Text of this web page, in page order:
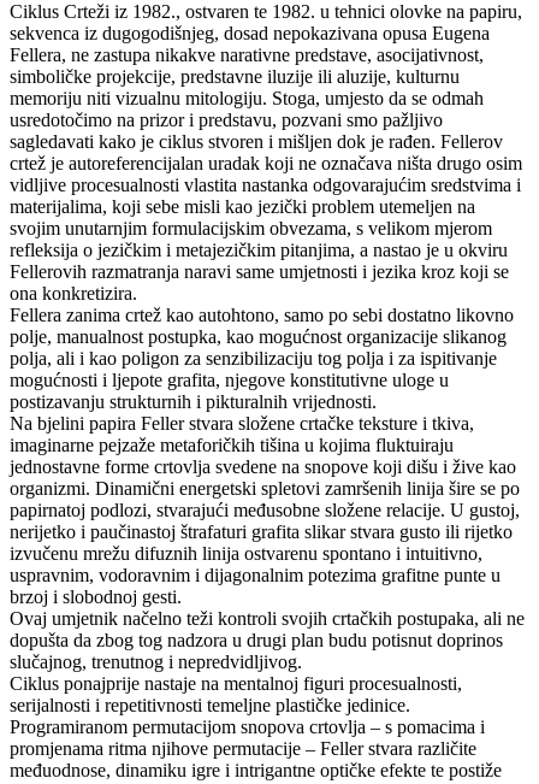
Ciklus Crteži iz 1982., ostvaren te 1982. u tehnici olovke na papiru,
sekvenca iz dugogodišnjeg, dosad nepokazivana opusa Eugena
Fellera, ne zastupa nikakve narativne predstave, asocijativnost,
simboličke projekcije, predstavne iluzije ili aluzije, kulturnu
memoriju niti vizualnu mitologiju. Stoga, umjesto da se odmah
usredotočimo na prizor i predstavu, pozvani smo pažljivo
sagledavati kako je ciklus stvoren i mišljen dok je rađen. Fellerov
crtež je autoreferencijalan uradak koji ne označava ništa drugo osim
vidljive procesualnosti vlastita nastanka odgovarajućim sredstvima i
materijalima, koji sebe misli kao jezički problem utemeljen na
svojim unutarnjim formulacijskim obvezama, s velikom mjerom
refleksija o jezičkim i metajezičkim pitanjima, a nastao je u okviru
Fellerovih razmatranja naravi same umjetnosti i jezika kroz koji se
ona konkretizira.
Fellera zanima crtež kao autohtono, samo po sebi dostatno likovno
polje, manualnost postupka, kao mogućnost organizacije slikanog
polja, ali i kao poligon za senzibilizaciju tog polja i za ispitivanje
mogućnosti i ljepote grafita, njegove konstitutivne uloge u
postizavanju strukturnih i pikturalnih vrijednosti.
Na bjelini papira Feller stvara složene crtačke teksture i tkiva,
imaginarne pejzaže metaforičkih tišina u kojima fluktuiraju
jednostavne forme crtovlja svedene na snopove koji dišu i žive kao
organizmi. Dinamični energetski spletovi zamršenih linija šire se po
papirnatoj podlozi, stvarajući međusobne složene relacije. U gustoj,
nerijetko i paučinastoj štrafaturi grafita slikar stvara gusto ili rijetko
izvučenu mrežu difuznih linija ostvarenu spontano i intuitivno,
uspravnim, vodoravnim i dijagonalnim potezima grafitne punte u
brzoj i slobodnoj gesti.
Ovaj umjetnik načelno teži kontroli svojih crtačkih postupaka, ali ne
dopušta da zbog tog nadzora u drugi plan budu potisnut doprinos
slučajnog, trenutnog i nepredvidljivog.
Ciklus ponajprije nastaje na mentalnoj figuri procesualnosti,
serijalnosti i repetitivnosti temeljne plastičke jedinice.
Programiranom permutacijom snopova crtovlja – s pomacima i
promjenama ritma njihove permutacije – Feller stvara različite
međuodnose, dinamiku igre i intrigantne optičke efekte te postiže